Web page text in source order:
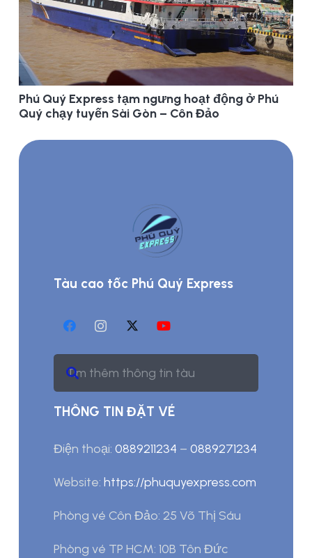
Phú Quý Express tạm ngưng hoạt động ở Phú
Quý chạy tuyến Sài Gòn – Côn Đảo
Tàu cao tốc Phú Quý Express
THÔNG TIN ĐẶT VÉ
Điện thoại: 0889211234 – 0889271234
Website: https://phuquyexpress.com
Phòng vé Côn Đảo: 25 Võ Thị Sáu
Phòng vé TP HCM: 10B Tôn Đức